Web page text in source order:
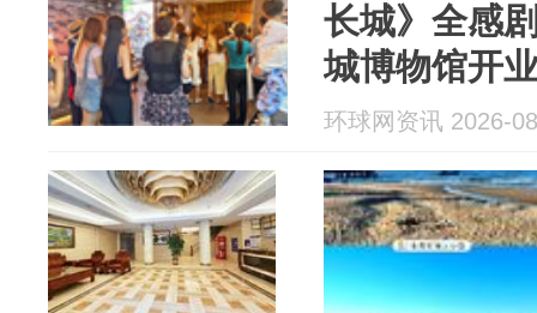
长城》全感
城博物馆开
环球网资讯 2026-